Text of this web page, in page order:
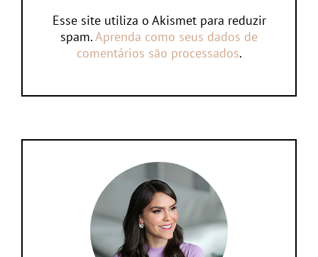
Esse site utiliza o Akismet para reduzir
spam.Aprenda como seus dados de
comentários são processados.